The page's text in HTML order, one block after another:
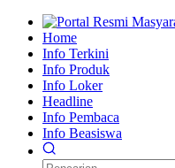
Home
Info Terkini
Info Produk
Info Loker
Headline
Info Pembaca
Info Beasiswa